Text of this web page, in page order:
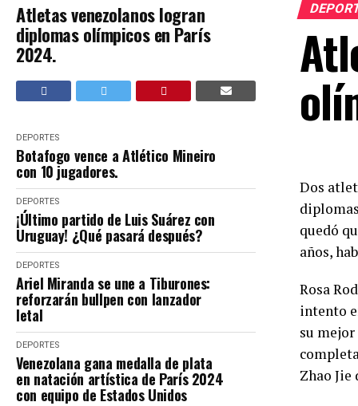
Atletas venezolanos logran
diplomas olímpicos en París
2024.
DEPORTES
Botafogo vence a Atlético Mineiro
con 10 jugadores.
DEPORTES
¡Último partido de Luis Suárez con
Uruguay! ¿Qué pasará después?
DEPORTES
Ariel Miranda se une a Tiburones:
reforzarán bullpen con lanzador
letal
DEPORTES
Venezolana gana medalla de plata
en natación artística de París 2024
con equipo de Estados Unidos
Dos
quedó
años,
Rosa
intento
su
Zhao Jie